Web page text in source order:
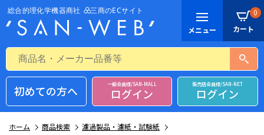
0
初めての方へ 一般会員様/SAN-MALL
ログイン
販売店会員様/SAN-NET
ログイン
ホーム 商品検索
濾過製品・濾紙・試験紙